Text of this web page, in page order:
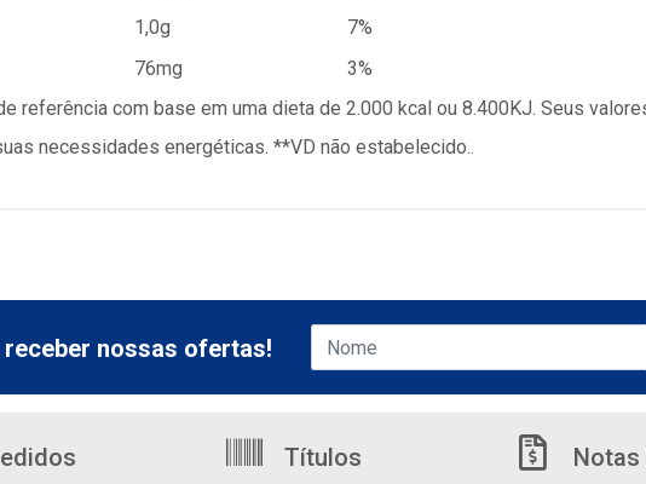
1,0g
7%
76mg
3%
referência com base em uma dieta de 2.000 kcal ou 8.400KJ. Seus
necessidades energéticas. **VD não estabelecido..
nossas ofertas!
Títulos Notas